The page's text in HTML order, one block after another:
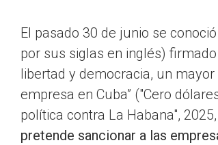
El pasado 30 de junio se
por sus siglas en inglés)
libertad y democracia, un
empresa en Cuba” ("Cero
política contra La Habana",
pretende sancionar a las